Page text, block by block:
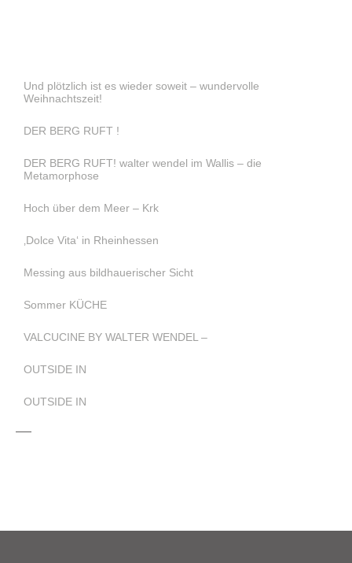
Und plötzlich ist es wieder soweit – wundervolle
Weihnachtszeit!
DER BERG RUFT !
DER BERG RUFT! walter wendel im Wallis – die
Metamorphose
Hoch über dem Meer – Krk
‚Dolce Vita‘ in Rheinhessen
Messing aus bildhauerischer Sicht
Sommer KÜCHE
VALCUCINE BY WALTER WENDEL –
OUTSIDE IN
OUTSIDE IN